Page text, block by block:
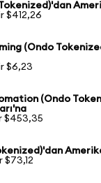
$412,26
(Ondo
$6,23
(Ondo
$453,35
$73,12